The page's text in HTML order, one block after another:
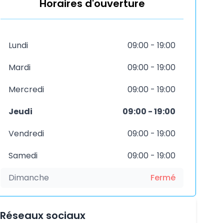
Horaires d'ouverture
Lundi
09:00 - 19:00
Mardi
09:00 - 19:00
Mercredi
09:00 - 19:00
Jeudi
09:00 - 19:00
Vendredi
09:00 - 19:00
Samedi
09:00 - 19:00
Dimanche
Fermé
Réseaux sociaux